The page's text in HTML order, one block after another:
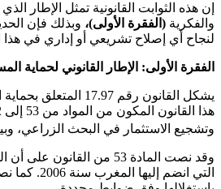
إن هذه الثوابت القانونية تمثل الإطار
والفكرية (الفقرة الأولى)، وبذلك فإن
لنجاح أي إصلاح تشريعي أو إداري في هذا
الفقرة الأولى: الإطار القانوني لحماية
يشكل القانون
وتشجيع الاستثمار في البحث الزراعي،